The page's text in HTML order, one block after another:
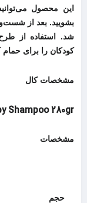
این محصول
بشویید. بعد از
شد. استفاده از
کودکان را برای حمام
مشخصات کال
Shampoo 280gr
مشخصات
حجم